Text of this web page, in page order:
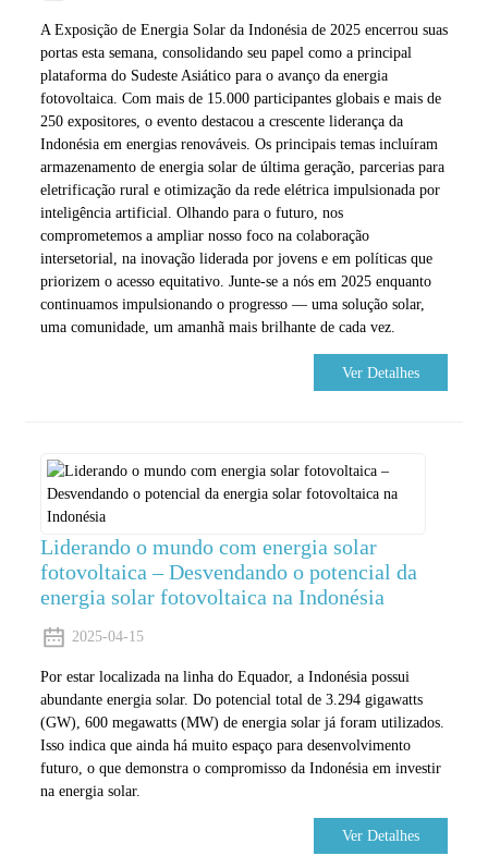
A Exposição de Energia Solar da Indonésia de 2025 encerrou suas
portas esta semana, consolidando seu papel como a principal
plataforma do Sudeste Asiático para o avanço da energia
fotovoltaica. Com mais de 15.000 participantes globais e mais de
250 expositores, o evento destacou a crescente liderança da
Indonésia em energias renováveis. Os principais temas incluíram
armazenamento de energia solar de última geração, parcerias para
eletrificação rural e otimização da rede elétrica impulsionada por
inteligência artificial. Olhando para o futuro, nos
comprometemos a ampliar nosso foco na colaboração
intersetorial, na inovação liderada por jovens e em políticas que
priorizem o acesso equitativo. Junte-se a nós em 2025 enquanto
continuamos impulsionando o progresso — uma solução solar,
uma comunidade, um amanhã mais brilhante de cada vez.
Ver Detalhes
Liderando o mundo com energia solar
fotovoltaica – Desvendando o potencial da
energia solar fotovoltaica na Indonésia
2025-04-15
Por estar localizada na linha do Equador, a Indonésia possui
abundante energia solar. Do potencial total de 3.294 gigawatts
(GW), 600 megawatts (MW) de energia solar já foram utilizados.
Isso indica que ainda há muito espaço para desenvolvimento
futuro, o que demonstra o compromisso da Indonésia em investir
na energia solar.
Ver Detalhes